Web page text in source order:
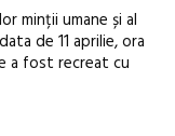
minții umane și al
de 11 aprilie, ora
a fost recreat cu